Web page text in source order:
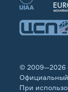
© 2009—2026
При